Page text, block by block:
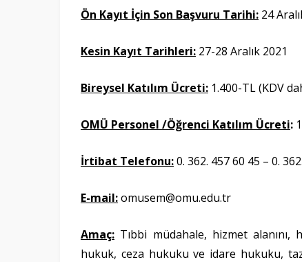
Ön Kayıt İçin Son Başvuru Tarihi: 24
Kesin Kayıt Tarihleri: 27-28 Aralık 2021
Bireysel Katılım Ücreti: 1.400-TL (KDV
OMÜ Personel /Öğrenci Katılım Ücreti:
İrtibat Telefonu:0. 362. 457 60 45 – 0.
E-mail:omusem@omu.edu.tr
Amaç: Tıbbi müdahale, hizmet
hukuk, ceza hukuku ve idare hukuku,